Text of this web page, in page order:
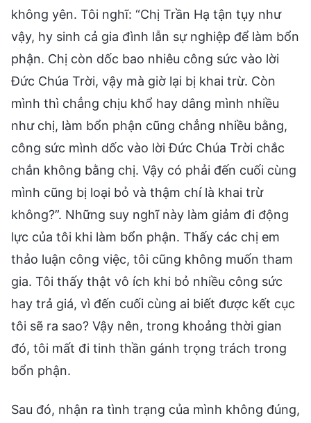
không yên. Tôi nghĩ: “Chị Trần Hạ tận tụy như
vậy, hy sinh cả gia đình lẫn sự nghiệp để làm bổn
phận. Chị còn dốc bao nhiêu công sức vào lời
Đức Chúa Trời, vậy mà giờ lại bị khai trừ. Còn
mình thì chẳng chịu khổ hay dâng mình nhiều
như chị, làm bổn phận cũng chẳng nhiều bằng,
công sức mình dốc vào lời Đức Chúa Trời chắc
chắn không bằng chị. Vậy có phải đến cuối cùng
mình cũng bị loại bỏ và thậm chí là khai trừ
không?”. Những suy nghĩ này làm giảm đi động
lực của tôi khi làm bổn phận. Thấy các chị em
thảo luận công việc, tôi cũng không muốn tham
gia. Tôi thấy thật vô ích khi bỏ nhiều công sức
hay trả giá, vì đến cuối cùng ai biết được kết cục
tôi sẽ ra sao? Vậy nên, trong khoảng thời gian
đó, tôi mất đi tinh thần gánh trọng trách trong
bổn phận.
Sau đó, nhận ra tình trạng của mình không đúng,